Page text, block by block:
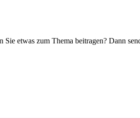
Sie etwas zum Thema beitragen? Dann